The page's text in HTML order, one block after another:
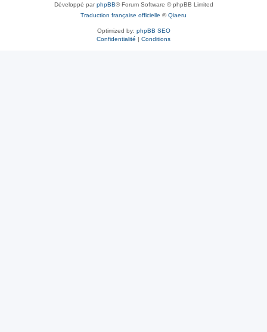
Développé parphpBB® Forum Software © phpBB Limited
Traduction française officielle ©Qiaeru
Optimized by: phpBB SEO
Confidentialité | Conditions